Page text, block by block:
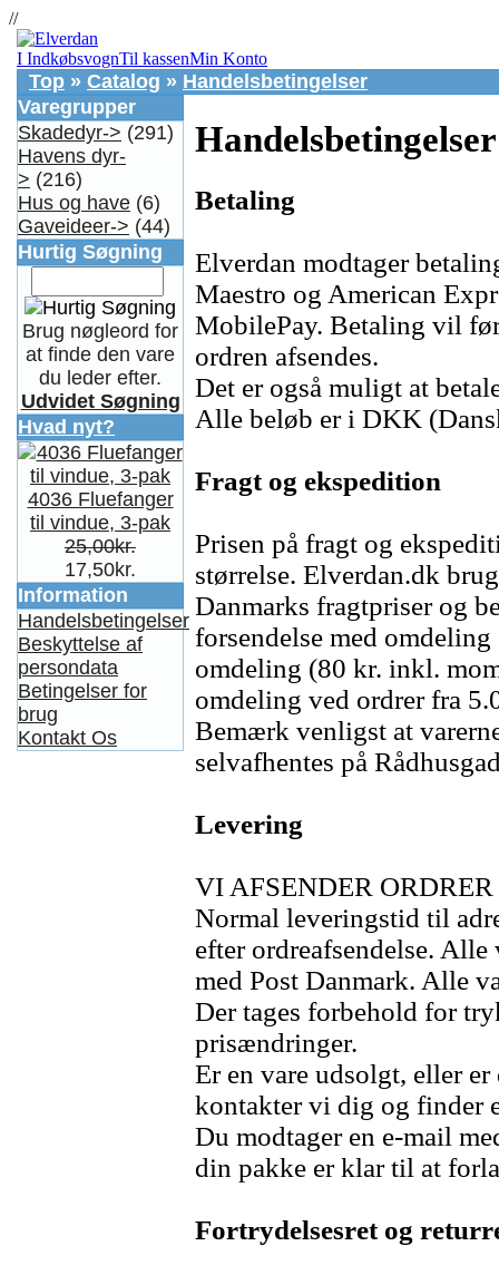
//
I IndkøbsvognTil kassenMin Konto
Top » Catalog » Handelsbetingelser
Handelsbetingelser
Betaling
Elverdan modtager
Maestro og American
MobilePay. Betaling vil
ordren afsendes.
Det er også muligt at
Alle beløb er i DKK
Fragt og ekspedition
Prisen på fragt og
størrelse. Elverdan.dk
Danmarks fragtpriser og
forsendelse med
omdeling (80 kr. inkl.
omdeling ved ordrer fra
Bemærk venligst at
selvafhentes på
Levering
VI AFSENDER
Normal leveringstid til
efter ordreafsendelse.
med Post Danmark. Alle
Der tages forbehold for
prisændringer.
Er en vare udsolgt, eller
kontakter vi dig og finder
Du modtager en e-mail
din pakke er klar til at
Fortrydelsesret og
Varegrupper
Skadedyr-> (291)
Havens dyr-
> (216)
Hus og have (6)
Gaveideer-> (44)
Hurtig Søgning
Brug nøgleord for
at finde den vare
du leder efter.
Udvidet Søgning
Hvad nyt?
4036 Fluefanger
til vindue, 3-pak
25,00kr.
17,50kr.
Information
Handelsbetingelser
Beskyttelse af
persondata
Betingelser for
brug
Kontakt Os